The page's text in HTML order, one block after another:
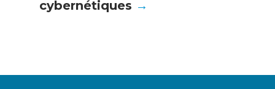
cybernétiques →